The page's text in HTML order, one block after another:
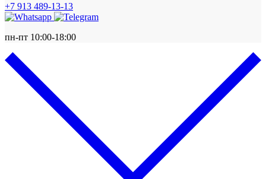
+7 913 489-13-13
пн-пт 10:00-18:00